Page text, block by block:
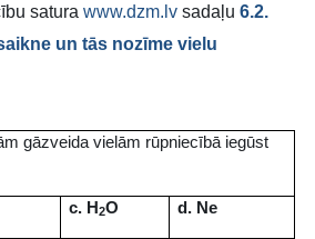
satura www.dzm.lv sadaļu 6.2.
un tās nozīme vielu
gāzveida vielām rūpniecībā iegūst
c. H2O d. Ne